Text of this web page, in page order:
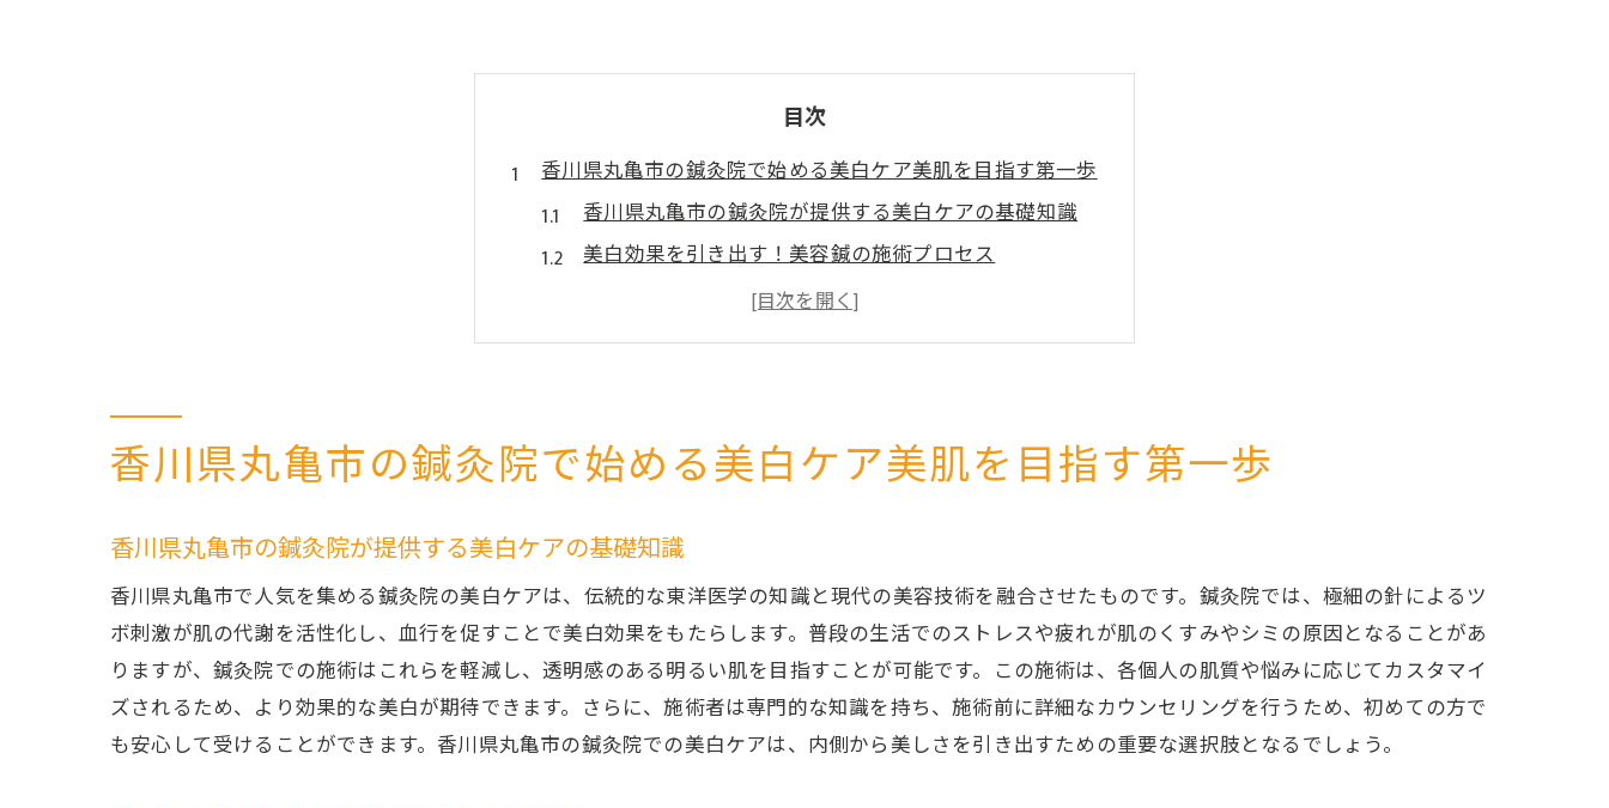
目次
香川県丸亀市の鍼灸院で始める美白ケア美肌を目指す第一歩
香川県丸亀市の鍼灸院が提供する美白ケアの基礎知識
美白効果を引き出す！美容鍼の施術プロセス
鍼灸院での美白ケアが肌に与える長期的なメリット
丸亀市の鍼灸院で体験する先進の美白技術
鍼灸院の美容鍼で実現する透明感溢れる肌の秘密
鍼灸院で透明感を引き出すための施術ポイント
美白と透明感を兼ね備えた美容鍼の秘密
香川県丸亀市の鍼灸院での透明肌体験
美容鍼の透明感効果を実感するためのステップ
鍼灸院での透明感ケアと自宅でのケアの違い
美容鍼の効果鍼灸院で体験する血行促進と美白の関係
香川県丸亀市の鍼灸院で始める美白ケア美肌を目指す第一歩
香川県丸亀市の鍼灸院が提供する美白ケアの基礎知識
香川県丸亀市で人気を集める鍼灸院の美白ケアは、伝統的な東洋医学の知識と現代の美容技術を融合させたものです。鍼灸院では、極細の針によるツ
ボ刺激が肌の代謝を活性化し、血行を促すことで美白効果をもたらします。普段の生活でのストレスや疲れが肌のくすみやシミの原因となることがあ
りますが、鍼灸院での施術はこれらを軽減し、透明感のある明るい肌を目指すことが可能です。この施術は、各個人の肌質や悩みに応じてカスタマイ
ズされるため、より効果的な美白が期待できます。さらに、施術者は専門的な知識を持ち、施術前に詳細なカウンセリングを行うため、初めての方で
も安心して受けることができます。香川県丸亀市の鍼灸院での美白ケアは、内側から美しさを引き出すための重要な選択肢となるでしょう。